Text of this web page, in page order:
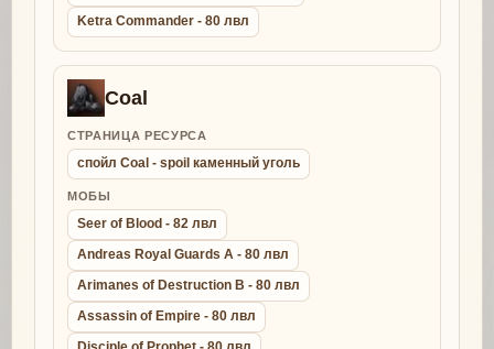
Ketra Commander - 80 лвл
Coal
СТРАНИЦА РЕСУРСА
спойл Coal - spoil каменный уголь
МОБЫ
Seer of Blood - 82 лвл
Andreas Royal Guards A - 80 лвл
Arimanes of Destruction B - 80 лвл
Assassin of Empire - 80 лвл